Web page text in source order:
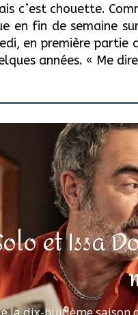
c’est chouette.
en fin de semaine
en première partie
années. « Me
et Issa